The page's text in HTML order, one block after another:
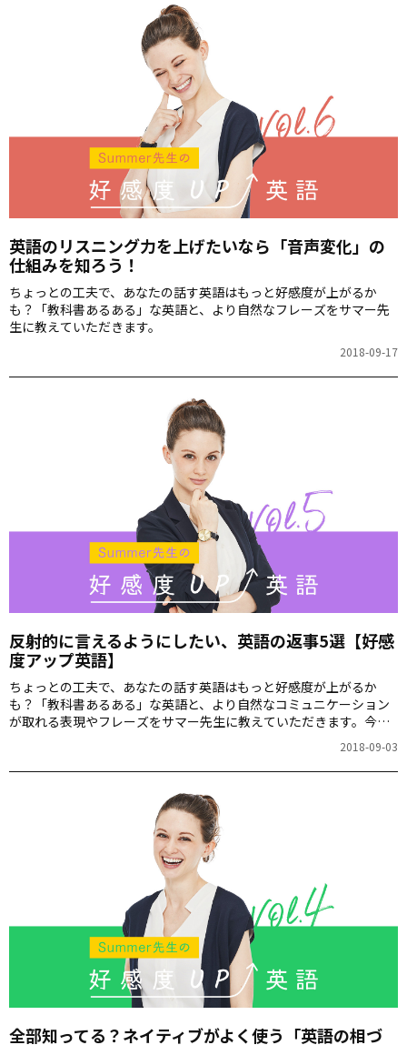
英語のリスニング力を上げたいなら「音声変化」の
仕組みを知ろう！
ちょっとの工夫で、あなたの話す英語はもっと好感度が上がるか
も？「教科書あるある」な英語と、より自然なフレーズをサマー先
生に教えていただきます。
2018-09-17
反射的に言えるようにしたい、英語の返事5選【好感
度アップ英語】
ちょっとの工夫で、あなたの話す英語はもっと好感度が上がるか
も？「教科書あるある」な英語と、より自然なコミュニケーション
が取れる表現やフレーズをサマー先生に教えていただきます。今回
2018-09-03
全部知ってる？ネイティブがよく使う「英語の相づ